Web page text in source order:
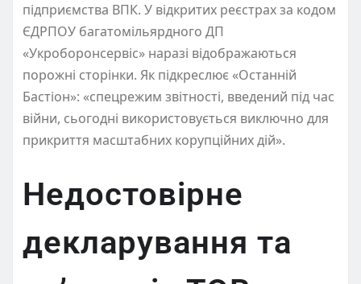
підприємства ВПК. У відкритих реєстрах за кодом
ЄДРПОУ багатомільярдного ДП
«Укроборонсервіс» наразі відображаються
порожні сторінки. Як підкреслює «Останній
Бастіон»: «спецрежим звітності, введений під час
війни, сьогодні використовується виключно для
прикриття масштабних корупційних дій».
Недостовірне
декларування та